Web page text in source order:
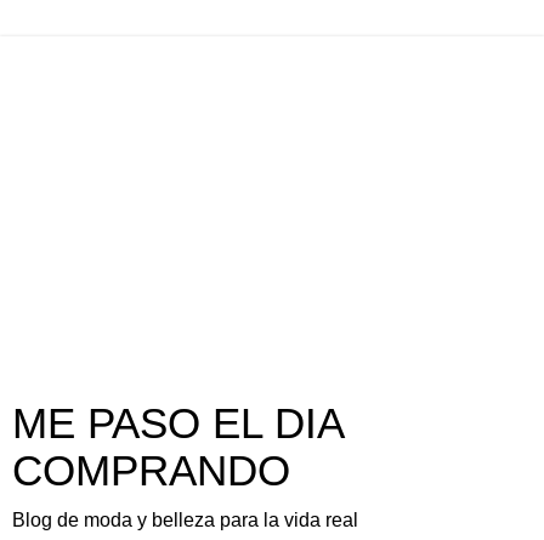
ME PASO EL DIA
COMPRANDO
Blog de moda y belleza para la vida real